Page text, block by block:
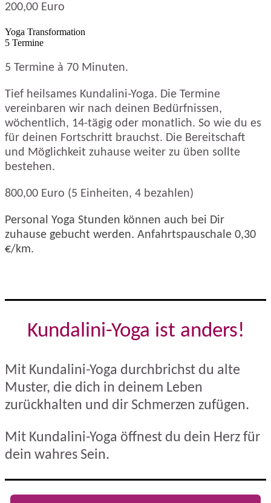
200,00 Euro
Yoga Transformation
5 Termine
5 Termine à 70 Minuten.
Tief heilsames Kundalini-Yoga. Die Termine
vereinbaren wir nach deinen Bedürfnissen,
wöchentlich, 14-tägig oder monatlich. So wie du es
für deinen Fortschritt brauchst. Die Bereitschaft
und Möglichkeit zuhause weiter zu üben sollte
bestehen.
800,00 Euro (5 Einheiten, 4 bezahlen)
Personal Yoga Stunden können auch bei Dir
zuhause gebucht werden. Anfahrtspauschale 0,30
€/km.
Kundalini-Yoga ist anders!
Mit Kundalini-Yoga durchbrichst du alte
Muster, die dich in deinem Leben
zurückhalten und dir Schmerzen zufügen.
Mit Kundalini-Yoga öffnest du dein Herz für
dein wahres Sein.